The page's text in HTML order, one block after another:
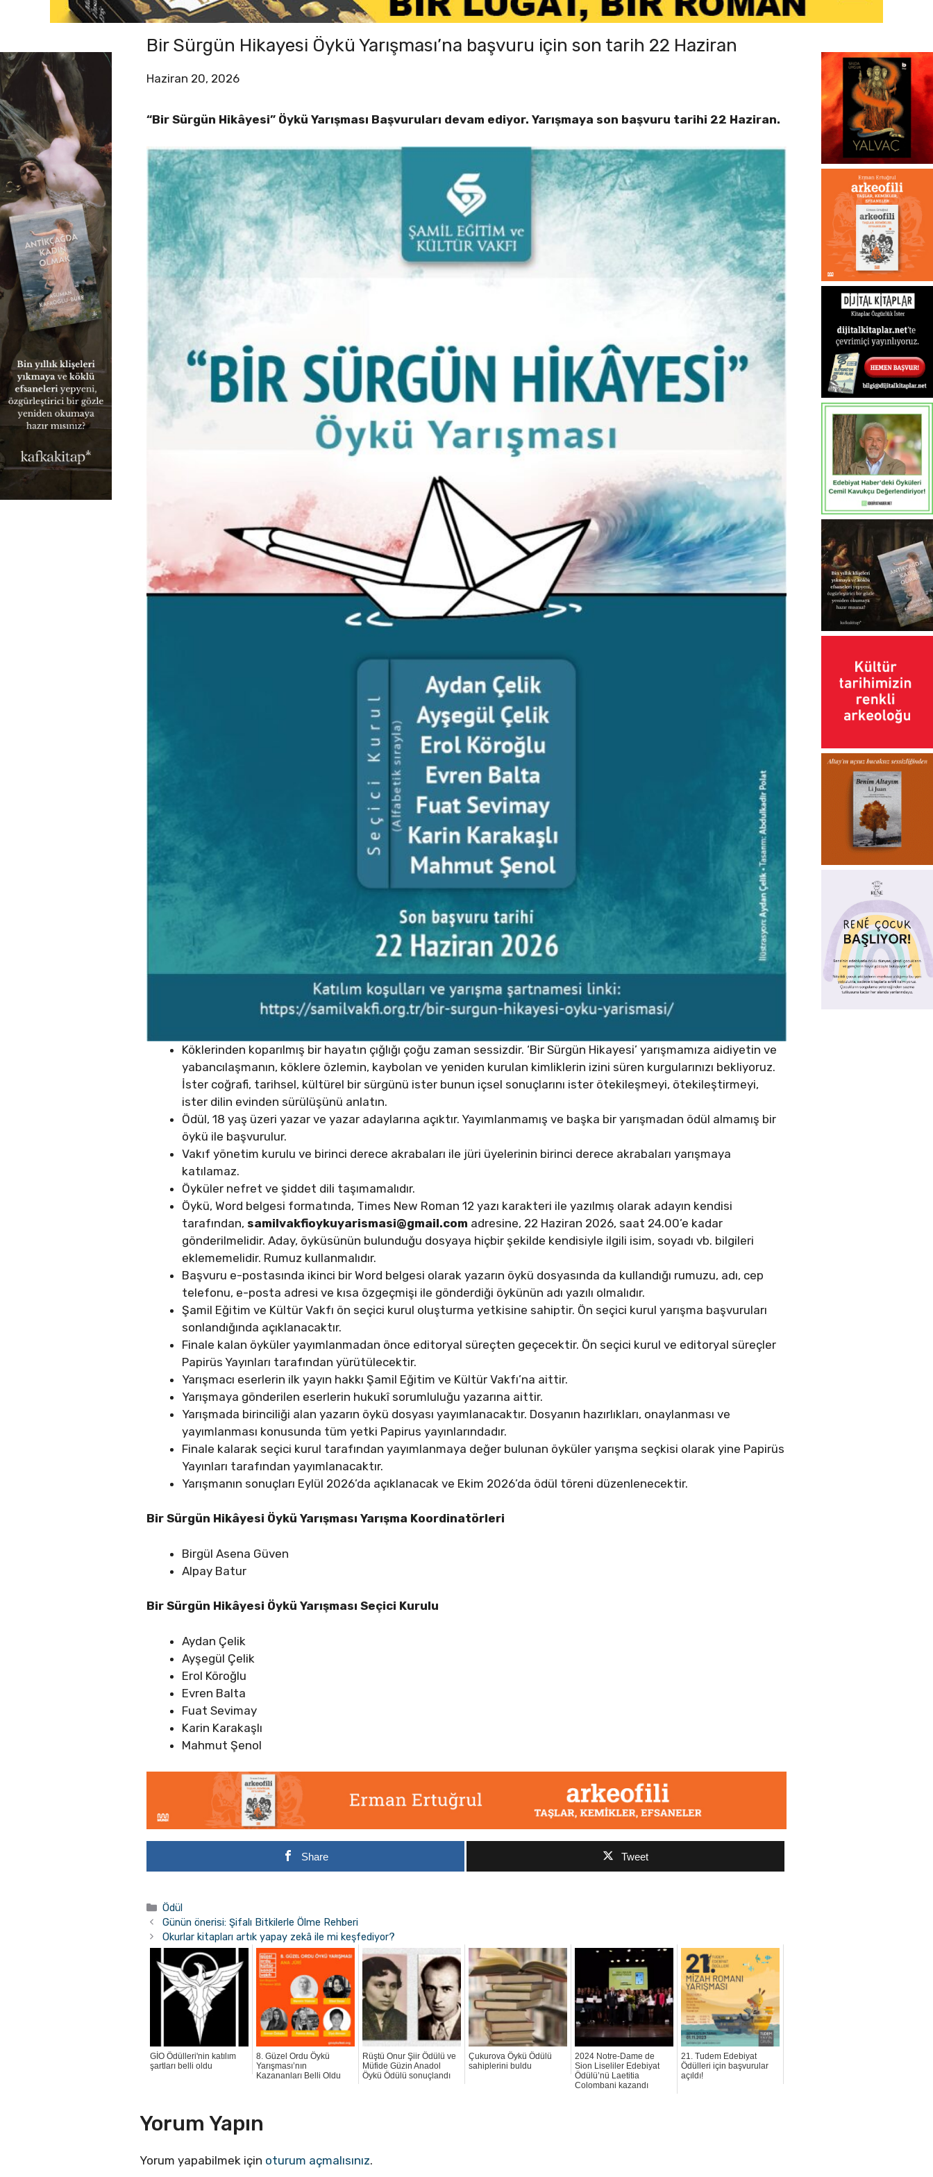
Bir Sürgün Hikayesi Öykü Yarışması’na başvuru için son tarih 22 Haziran
Haziran 20, 2026
“Bir Sürgün Hikâyesi” Öykü Yarışması Başvuruları devam ediyor. Yarışmaya son başvuru tarihi 22 Haziran.
Köklerinden koparılmış bir hayatın çığlığı çoğu zaman sessizdir. ‘Bir Sürgün Hikayesi’ yarışmamıza aidiyetin ve
yabancılaşmanın, köklere özlemin, kaybolan ve yeniden kurulan kimliklerin izini süren kurgularınızı bekliyoruz.
İster coğrafi, tarihsel, kültürel bir sürgünü ister bunun içsel sonuçlarını ister ötekileşmeyi, ötekileştirmeyi,
ister dilin evinden sürülüşünü anlatın.
Ödül, 18 yaş üzeri yazar ve yazar adaylarına açıktır. Yayımlanmamış ve başka bir yarışmadan ödül almamış bir
öykü ile başvurulur.
Vakıf yönetim kurulu ve birinci derece akrabaları ile jüri üyelerinin birinci derece akrabaları yarışmaya
katılamaz.
Öyküler nefret ve şiddet dili taşımamalıdır.
Öykü, Word belgesi formatında, Times New Roman 12 yazı karakteri ile yazılmış olarak adayın kendisi
tarafından, samilvakfioykuyarismasi@gmail.com adresine, 22 Haziran 2026, saat 24.00’e kadar
gönderilmelidir. Aday, öyküsünün bulunduğu dosyaya hiçbir şekilde kendisiyle ilgili isim, soyadı vb. bilgileri
eklememelidir. Rumuz kullanmalıdır.
Başvuru e-postasında ikinci bir Word belgesi olarak yazarın öykü dosyasında da kullandığı rumuzu, adı, cep
telefonu, e-posta adresi ve kısa özgeçmişi ile gönderdiği öykünün adı yazılı olmalıdır.
Şamil Eğitim ve Kültür Vakfı ön seçici kurul oluşturma yetkisine sahiptir. Ön seçici kurul yarışma başvuruları
sonlandığında açıklanacaktır.
Finale kalan öyküler yayımlanmadan önce editoryal süreçten geçecektir. Ön seçici kurul ve editoryal süreçler
Papirüs Yayınları tarafından yürütülecektir.
Yarışmacı eserlerin ilk yayın hakkı Şamil Eğitim ve Kültür Vakfı’na aittir.
Yarışmaya gönderilen eserlerin hukukî sorumluluğu yazarına aittir.
Yarışmada birinciliği alan yazarın öykü dosyası yayımlanacaktır. Dosyanın hazırlıkları, onaylanması ve
yayımlanması konusunda tüm yetki Papirus yayınlarındadır.
Finale kalarak seçici kurul tarafından yayımlanmaya değer bulunan öyküler yarışma seçkisi olarak yine Papirüs
Yayınları tarafından yayımlanacaktır.
Yarışmanın sonuçları Eylül 2026’da açıklanacak ve Ekim 2026’da ödül töreni düzenlenecektir.
Bir Sürgün Hikâyesi Öykü Yarışması Yarışma Koordinatörleri
Birgül Asena Güven
Alpay Batur
Bir Sürgün Hikâyesi Öykü Yarışması Seçici Kurulu
Aydan Çelik
Ayşegül Çelik
Erol Köroğlu
Evren Balta
Fuat Sevimay
Karin Karakaşlı
Mahmut Şenol
Share Tweet
Kategoriler
Ödül
Günün önerisi: Şifalı Bitkilerle Ölme Rehberi
Okurlar kitapları artık yapay zekâ ile mi keşfediyor?
GİO Ödülleri'nin katılım
şartları belli oldu
8. Güzel Ordu Öykü
Yarışması’nın
Kazananları Belli Oldu
Rüştü Onur Şiir Ödülü ve
Müfide Güzin Anadol
Öykü Ödülü sonuçlandı
Çukurova Öykü Ödülü
sahiplerini buldu
2024 Notre-Dame de
Sion Liseliler Edebiyat
Ödülü’nü Laetitia
Colombani kazandı
21. Tudem Edebiyat
Ödülleri için başvurular
açıldı!
Yorum Yapın
Yorum yapabilmek için oturum açmalısınız.